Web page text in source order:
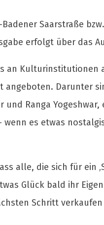
Saarstraße
erfolgt über das
an Kulturinstitutionen
Darunter
Ranga
wenn es etwas
alle, die sich für ein
Glück bald ihr
Schritt